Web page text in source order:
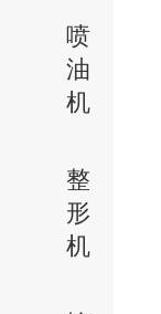
喷
油
机
整
形
机